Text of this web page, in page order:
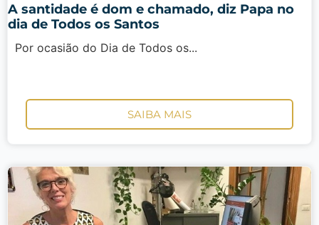
A santidade é dom e chamado, diz Papa no
dia de Todos os Santos
Por ocasião do Dia de Todos os...
SAIBA MAIS